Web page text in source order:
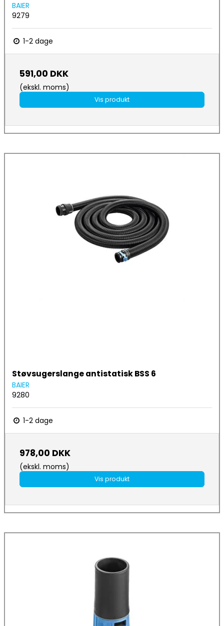
BAIER
9279
1-2 dage
591,00 DKK
(ekskl. moms)
Vis produkt
Støvsugerslange antistatisk BSS 6
BAIER
9280
1-2 dage
978,00 DKK
(ekskl. moms)
Vis produkt